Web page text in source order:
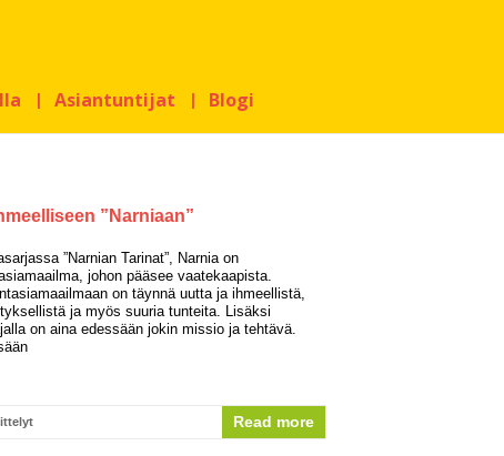
Asiantuntijat Blogi
”Narniaan”
”Narnian Tarinat”, Narnia on
johon pääsee vaatekaapista.
on täynnä uutta ja ihmeellistä,
ja myös suuria tunteita. Lisäksi
on aina edessään jokin missio ja tehtävä.
Read more